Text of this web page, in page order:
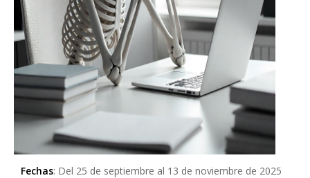
Fechas: Del 25 de septiembre al 13 de noviembre de 2025